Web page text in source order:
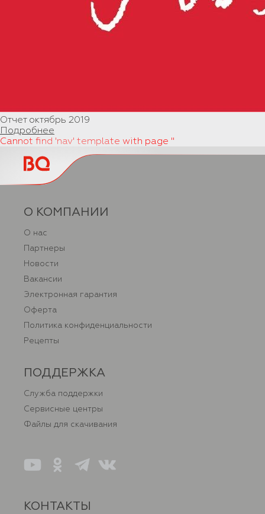
Отчет октябрь 2019
Подробнее
Cannot find 'nav' template with page ''
О КОМПАНИИ
О нас
Партнеры
Новости
Вакансии
Электронная гарантия
Оферта
Политика конфиденциальности
Рецепты
ПОДДЕРЖКА
Служба поддержки
Сервисные центры
Файлы для скачивания
КОНТАКТЫ